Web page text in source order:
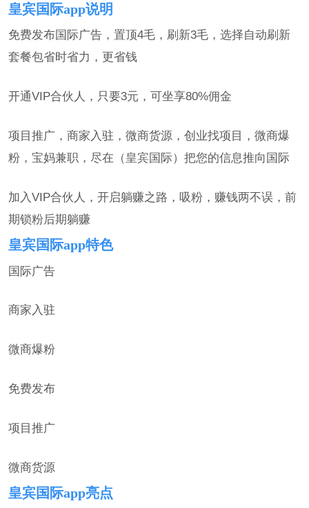
皇宾国际app说明
免费发布国际广告，置顶4毛，刷新3毛，选择自动刷新
套餐包省时省力，更省钱
开通VIP合伙人，只要3元，可坐享80%佣金
项目推广，商家入驻，微商货源，创业找项目，微商爆
粉，宝妈兼职，尽在（皇宾国际）把您的信息推向国际
加入VIP合伙人，开启躺赚之路，吸粉，赚钱两不误，前
期锁粉后期躺赚
皇宾国际app特色
国际广告
商家入驻
微商爆粉
免费发布
项目推广
微商货源
皇宾国际app亮点